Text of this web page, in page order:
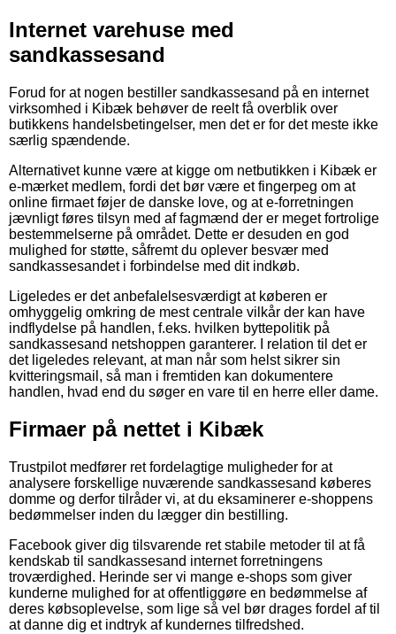
Internet varehuse med
sandkassesand
Forud for at nogen bestiller sandkassesand på en internet
virksomhed i Kibæk behøver de reelt få overblik over
butikkens handelsbetingelser, men det er for det meste ikke
særlig spændende.
Alternativet kunne være at kigge om netbutikken i Kibæk er
e-mærket medlem, fordi det bør være et fingerpeg om at
online firmaet føjer de danske love, og at e-forretningen
jævnligt føres tilsyn med af fagmænd der er meget fortrolige
bestemmelserne på området. Dette er desuden en god
mulighed for støtte, såfremt du oplever besvær med
sandkassesandet i forbindelse med dit indkøb.
Ligeledes er det anbefalelsesværdigt at køberen er
omhyggelig omkring de mest centrale vilkår der kan have
indflydelse på handlen, f.eks. hvilken byttepolitik på
sandkassesand netshoppen garanterer. I relation til det er
det ligeledes relevant, at man når som helst sikrer sin
kvitteringsmail, så man i fremtiden kan dokumentere
handlen, hvad end du søger en vare til en herre eller dame.
Firmaer på nettet i Kibæk
Trustpilot medfører ret fordelagtige muligheder for at
analysere forskellige nuværende sandkassesand køberes
domme og derfor tilråder vi, at du eksaminerer e-shoppens
bedømmelser inden du lægger din bestilling.
Facebook giver dig tilsvarende ret stabile metoder til at få
kendskab til sandkassesand internet forretningens
troværdighed. Herinde ser vi mange e-shops som giver
kunderne mulighed for at offentliggøre en bedømmelse af
deres købsoplevelse, som lige så vel bør drages fordel af til
at danne dig et indtryk af kundernes tilfredshed.